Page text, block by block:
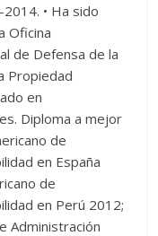
• Ha sido
Oficina
de Defensa de la
Propiedad
en
Diploma a mejor
de
en España
de
en Perú 2012;
Administración